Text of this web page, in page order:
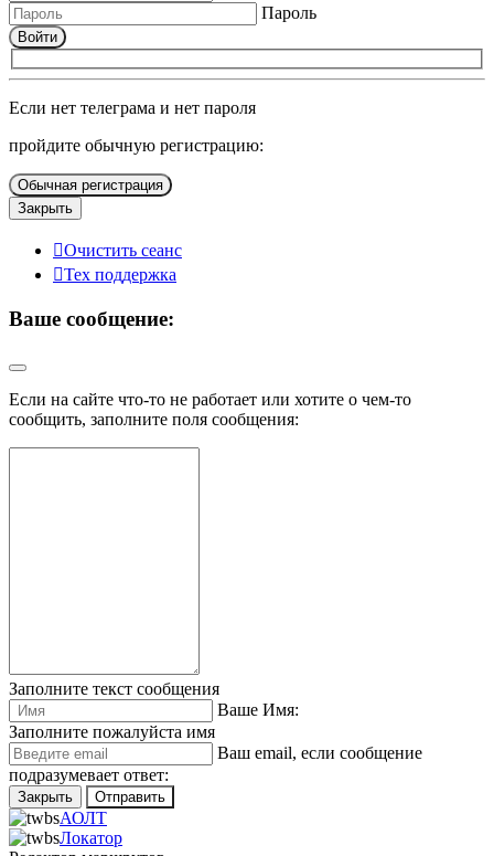
Пароль
Войти
Если нет телеграма и нет пароля
пройдите обычную регистрацию:
Обычная регистрация
Закрыть
Очистить сеанс
Тех поддержка
Ваше сообщение:
Если на сайте что-то не работает или хотите о чем-то
сообщить, заполните поля сообщения:
Заполните текст сообщения
Ваше Имя:
Заполните пожалуйста имя
Ваш еmail, если сообщение
подразумевает ответ:
Закрыть Отправить
АОЛТ
Локатор